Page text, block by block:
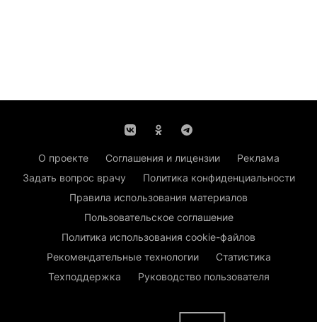
О проекте Соглашения и лицензии
Реклама
Задать вопрос врачу
Политика конфиденциальности
Правила использования материалов
Пользовательское соглашение
Политика использования cookie-файлов
Рекомендательные технологии
Статистика
Техподдержка
Руководство пользователя